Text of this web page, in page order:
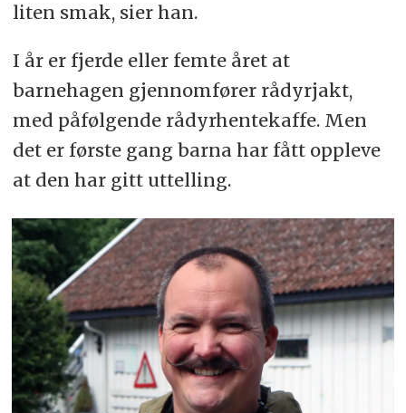
liten smak, sier han.
I år er fjerde eller femte året at
barnehagen gjennomfører rådyrjakt,
med påfølgende rådyrhentekaffe. Men
det er første gang barna har fått oppleve
at den har gitt uttelling.